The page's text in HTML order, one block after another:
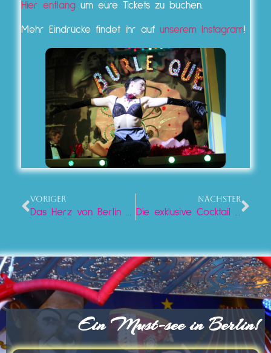
Hier entlang um eure Tickets zu buchen.
Mehr Eindrücke findet ihr auf unserem Instagram!
VORIGER
Das Herz von Berlin erleben mit der besten Burlesque Show direkt unter dem Fernsehturm 2026
NÄCHSTER
Die exklusive Cocktail Bar & Show in Berlin am Alexanderplatz im Lieschen Müller erleben 2026
Ein Must-see in Berlin!